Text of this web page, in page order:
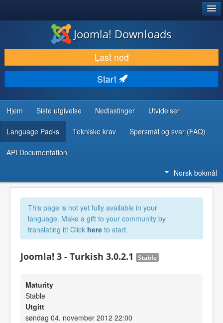
LAST NED & UTVID
OPPDAG & LÆR
SAMFUNN & BRUKERSTØTTE
UTVIKLINGSRESSURSER
Joomla! Downloads
Last ned
Start
Hjem Siste utgivelse Nedlastinger Utvidelser
Language Packs Tekniske krav Spørsmål og svar (FAQ)
API Documentation
Norsk bokmål
This page is not yet fully available in your
language. Make a gift to your community by
translating it! Click here to start.
Joomla! 3 - Turkish 3.0.2.1 Stable
Maturity
Stable
Utgitt
søndag 04. november 2012 22:00